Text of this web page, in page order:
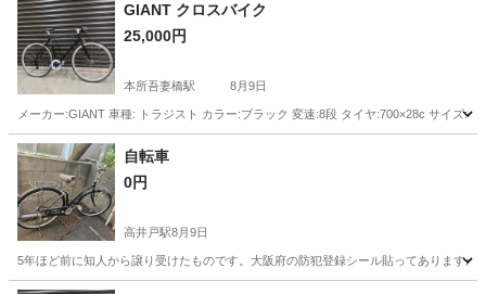
GIANT クロスバイク
25,000円
本所吾妻橋駅 8月9日
メーカー:GIANT 車種: トラジスト カラー:ブラック 変速:8段 タイヤ:700×28c サイズ
東京 墨田区 本所吾妻橋駅
自転車
0円
高井戸駅8月9日
5年ほど前に知人から譲り受けたものです。大阪府の防犯登録シール貼ってあります